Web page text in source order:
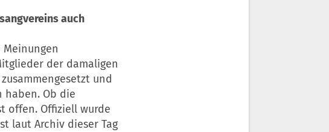
auch
der damaligen
und
haben. Ob die
offen. Offiziell wurde
laut Archiv dieser Tag